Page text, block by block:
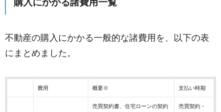
購入にかかる諸費用一覧
不動産の購入にかかる一般的な諸費用を、以下の表
にまとめました。
費用 概要※ 支払い時期
売買契約書、住宅ローンの契約
売買契約・